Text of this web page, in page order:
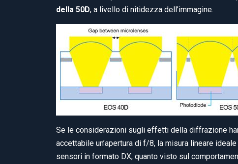
della 50D, a livello di nitidezza dell’immagine.
Se le considerazioni sugli effetti della diffrazione
accettabile un’apertura di f/8, la misura lineare
sensori in formato DX, quanto visto sul